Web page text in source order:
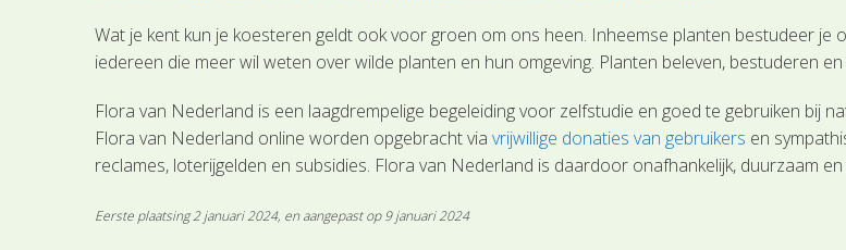
Wat je kent kun je koesteren geldt ook voor groen om ons heen. Inheemse planten bestudeer
iedereen die meer wil weten over wilde planten en hun omgeving. Planten beleven, bestuderen
Flora van Nederland is een laagdrempelige begeleiding voor zelfstudie en goed te gebruiken bij
Flora van Nederland online worden opgebracht viavrijwillige donaties van gebruikers en
reclames, loterijgelden en subsidies. Flora van Nederland is daardoor onafhankelijk, duurzaam
Eerste plaatsing 2 januari 2024, en aangepast op 9 januari 2024